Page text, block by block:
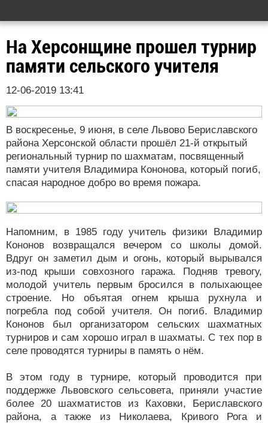
На Херсонщине прошел турнир
памяти сельского учителя
12-06-2019 13:41
В воскресенье, 9 июня, в селе Львово Бериславского
района Херсонской области прошёл 21-й открытый
региональный турнир по шахматам, посвященный
памяти учителя Владимира Кононова, который погиб,
спасая народное добро во время пожара.
Напомним, в 1985 году учитель физики Владимир
Кононов возвращался вечером со школы домой.
Вдруг он заметил дым и огонь, который вырывался
из-под крыши совхозного гаража. Подняв тревогу,
молодой учитель первым бросился в полыхающее
строение. Но объятая огнем крыша рухнула и
погребла под собой учителя. Он погиб. Владимир
Кононов был организатором сельских шахматных
турниров и сам хорошо играл в шахматы. С тех пор в
селе проводятся турниры в память о нём.
В этом году в турнире, который проводится при
поддержке Львовского сельсовета, приняли участие
более 20 шахматистов из Каховки, Бериславского
района, а также из Николаева, Кривого Рога и